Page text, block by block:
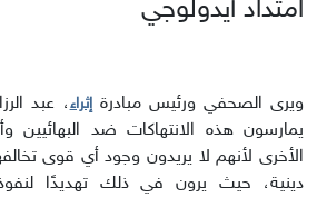
امتداد أيدولوجي
ويرى الصحفي ورئيس مبادرةإثراء، عبد
يمارسون هذه الانتهاكات ضد البهائيين
الأخرى لأنهم لا يريدون وجود أي قوى
دينية، حيث يرون في ذلك تهديدًا